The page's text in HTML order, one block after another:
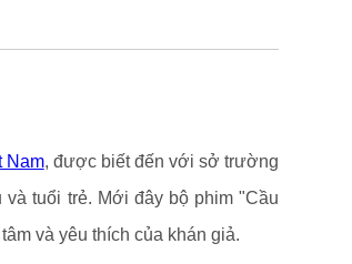
Nam, được biết đến với sở trường
tuổi trẻ. Mới đây bộ phim "Cầu
và yêu thích của khán giả.